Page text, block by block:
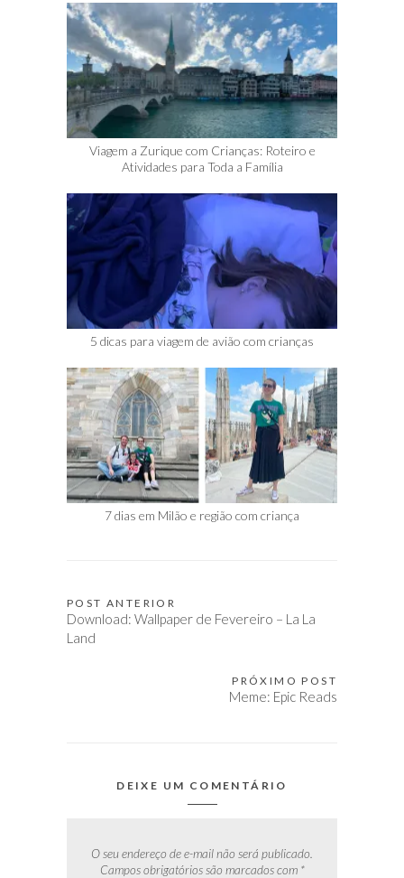
Viagem a Zurique com Crianças: Roteiro e
Atividades para Toda a Família
5 dicas para viagem de avião com crianças
7 dias em Milão e região com criança
Navegação
de
POST ANTERIOR
Download: Wallpaper de Fevereiro – La La
Land
PRÓXIMO POST
Meme: Epic Reads
DEIXE UM COMENTÁRIO
O seu endereço de e-mail não será publicado.
Campos obrigatórios são marcados com *